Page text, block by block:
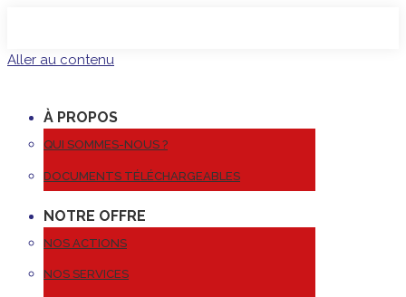
Aller au contenu
À PROPOS
QUI SOMMES-NOUS ?
DOCUMENTS TÉLÉCHARGEABLES
NOTRE OFFRE
NOS ACTIONS
NOS SERVICES